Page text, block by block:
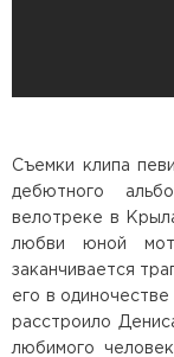
Съемки клипа
дебютного
велотреке в
любви юной
заканчивается
его в
расстроило
любимого